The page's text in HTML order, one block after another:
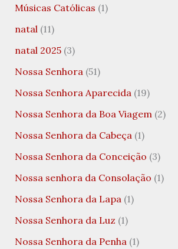
Músicas Católicas (1)
natal(11)
natal 2025(3)
Nossa Senhora(51)
Nossa Senhora Aparecida(19)
Nossa Senhora da Boa Viagem(2)
Nossa Senhora da Cabeça(1)
Nossa Senhora da Conceição (3)
Nossa senhora da Consolação (1)
Nossa Senhora da Lapa(1)
Nossa Senhora da Luz (1)
Nossa Senhora da Penha(1)